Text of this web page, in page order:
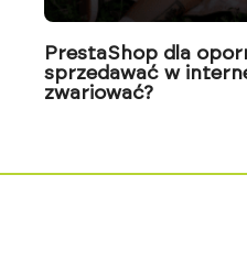
PrestaShop dla
sprzedawać w
zwariować?